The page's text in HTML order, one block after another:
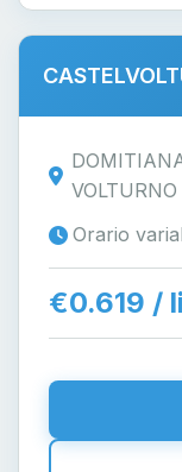
VOLTURNO
Orario
€0.619 /